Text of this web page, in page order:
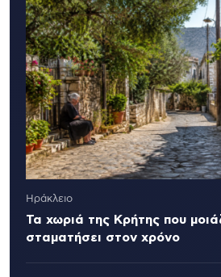
Ηράκλειο
Τα χωριά της Κρήτης που
σταματήσει στον χρόνο